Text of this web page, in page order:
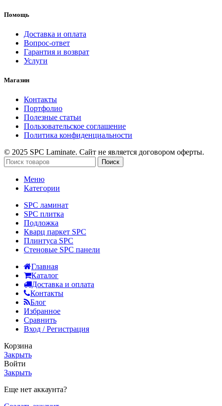
Помощь
Доставка и оплата
Вопрос-ответ
Гарантия и возврат
Услуги
Магазин
Контакты
Портфолио
Полезные статьи
Пользовательское соглашение
Политика конфиденциальности
© 2025 SPC Laminate. Сайт не является договором оферты.
Поиск
Меню
Категории
SPC ламинат
SPC плитка
Подложка
Кварц паркет SPC
Плинтуса SPC
Стеновые SPC панели
Главная
Каталог
Доставка и оплата
Контакты
Блог
Избранное
Сравнить
Вход / Регистрация
Корзина
Закрыть
Войти
Закрыть
Еще нет аккаунта?